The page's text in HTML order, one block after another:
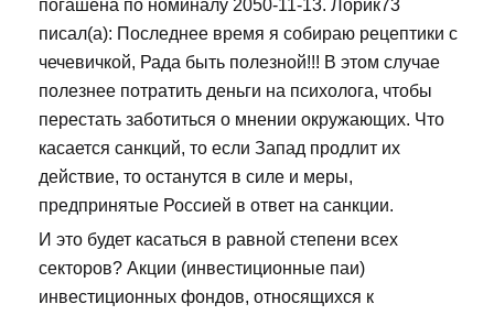
погашена по номиналу 2050-11-13. Лорик73
писал(а): Последнее время я собираю рецептики с
чечевичкой, Рада быть полезной!!! В этом случае
полезнее потратить деньги на психолога, чтобы
перестать заботиться о мнении окружающих. Что
касается санкций, то если Запад продлит их
действие, то останутся в силе и меры,
предпринятые Россией в ответ на санкции.
И это будет касаться в равной степени всех
секторов? Акции (инвестиционные паи)
инвестиционных фондов, относящихся к